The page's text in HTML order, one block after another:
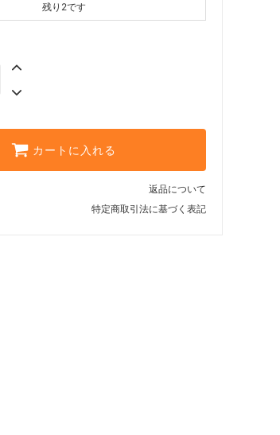
残り2です
カートに入れる
返品について
特定商取引法に基づく表記